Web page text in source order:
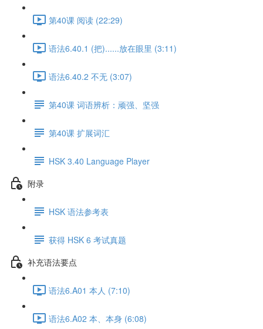
第40课 阅读 (22:29)
语法6.40.1 (把)......放在眼里 (3:11)
语法6.40.2 不无 (3:07)
第40课 词语辨析：顽强、坚强
第40课 扩展词汇
HSK 3.40 Language Player
附录
HSK 语法参考表
获得 HSK 6 考试真题
补充语法要点
语法6.A01 本人 (7:10)
语法6.A02 本、本身 (6:08)